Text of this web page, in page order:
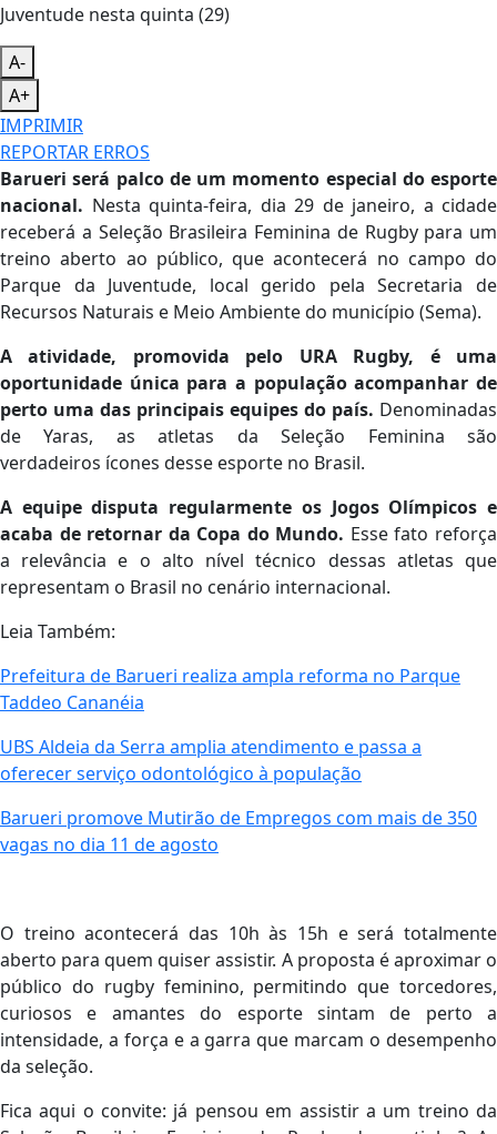
A-
A+
IMPRIMIR
REPORTAR ERROS
Barueri será palco de um momento especial do esporte
nacional. Nesta quinta-feira, dia 29 de janeiro, a cidade
receberá a Seleção Brasileira Feminina de Rugby para um
treino aberto ao público, que acontecerá no campo do
Parque da Juventude, local gerido pela Secretaria de
Recursos Naturais e Meio Ambiente do município (Sema).
A atividade, promovida pelo URA Rugby, é uma
oportunidade única para a população acompanhar de
perto uma das principais equipes do país. Denominadas
de Yaras, as atletas da Seleção Feminina são
verdadeiros ícones desse esporte no Brasil.
A equipe disputa regularmente os Jogos Olímpicos e
acaba de retornar da Copa do Mundo. Esse fato reforça
a relevância e o alto nível técnico dessas atletas que
representam o Brasil no cenário internacional.
Leia Também:
Prefeitura de Barueri realiza ampla reforma no Parque
Taddeo Cananéia
UBS Aldeia da Serra amplia atendimento e passa a
oferecer serviço odontológico à população
Barueri promove Mutirão de Empregos com mais de 350
vagas no dia 11 de agosto
O treino acontecerá das 10h às 15h e será totalmente
aberto para quem quiser assistir. A proposta é aproximar o
público do rugby feminino, permitindo que torcedores,
curiosos e amantes do esporte sintam de perto a
intensidade, a força e a garra que marcam o desempenho
da seleção.
Fica aqui o convite: já pensou em assistir a um treino da